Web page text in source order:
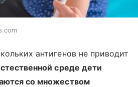
антигенов не приводит
среде дети
со множеством